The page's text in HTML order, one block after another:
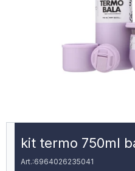
kit termo 750ml
6964026235041